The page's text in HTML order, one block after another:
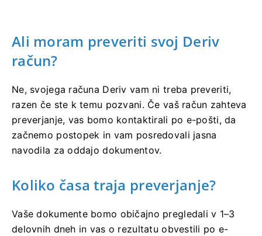
Ali moram preveriti svoj Deriv
račun?
Ne, svojega računa Deriv vam ni treba preveriti,
razen če ste k temu pozvani. Če vaš račun zahteva
preverjanje, vas bomo kontaktirali po e-pošti, da
začnemo postopek in vam posredovali jasna
navodila za oddajo dokumentov.
Koliko časa traja preverjanje?
Vaše dokumente bomo običajno pregledali v 1–3
delovnih dneh in vas o rezultatu obvestili po e-